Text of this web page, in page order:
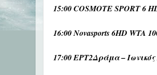
15:00 COSMOTE SPORT 6
16:00 Novasports 6HD WTA
17:00 ΕΡΤ2Δράμα –